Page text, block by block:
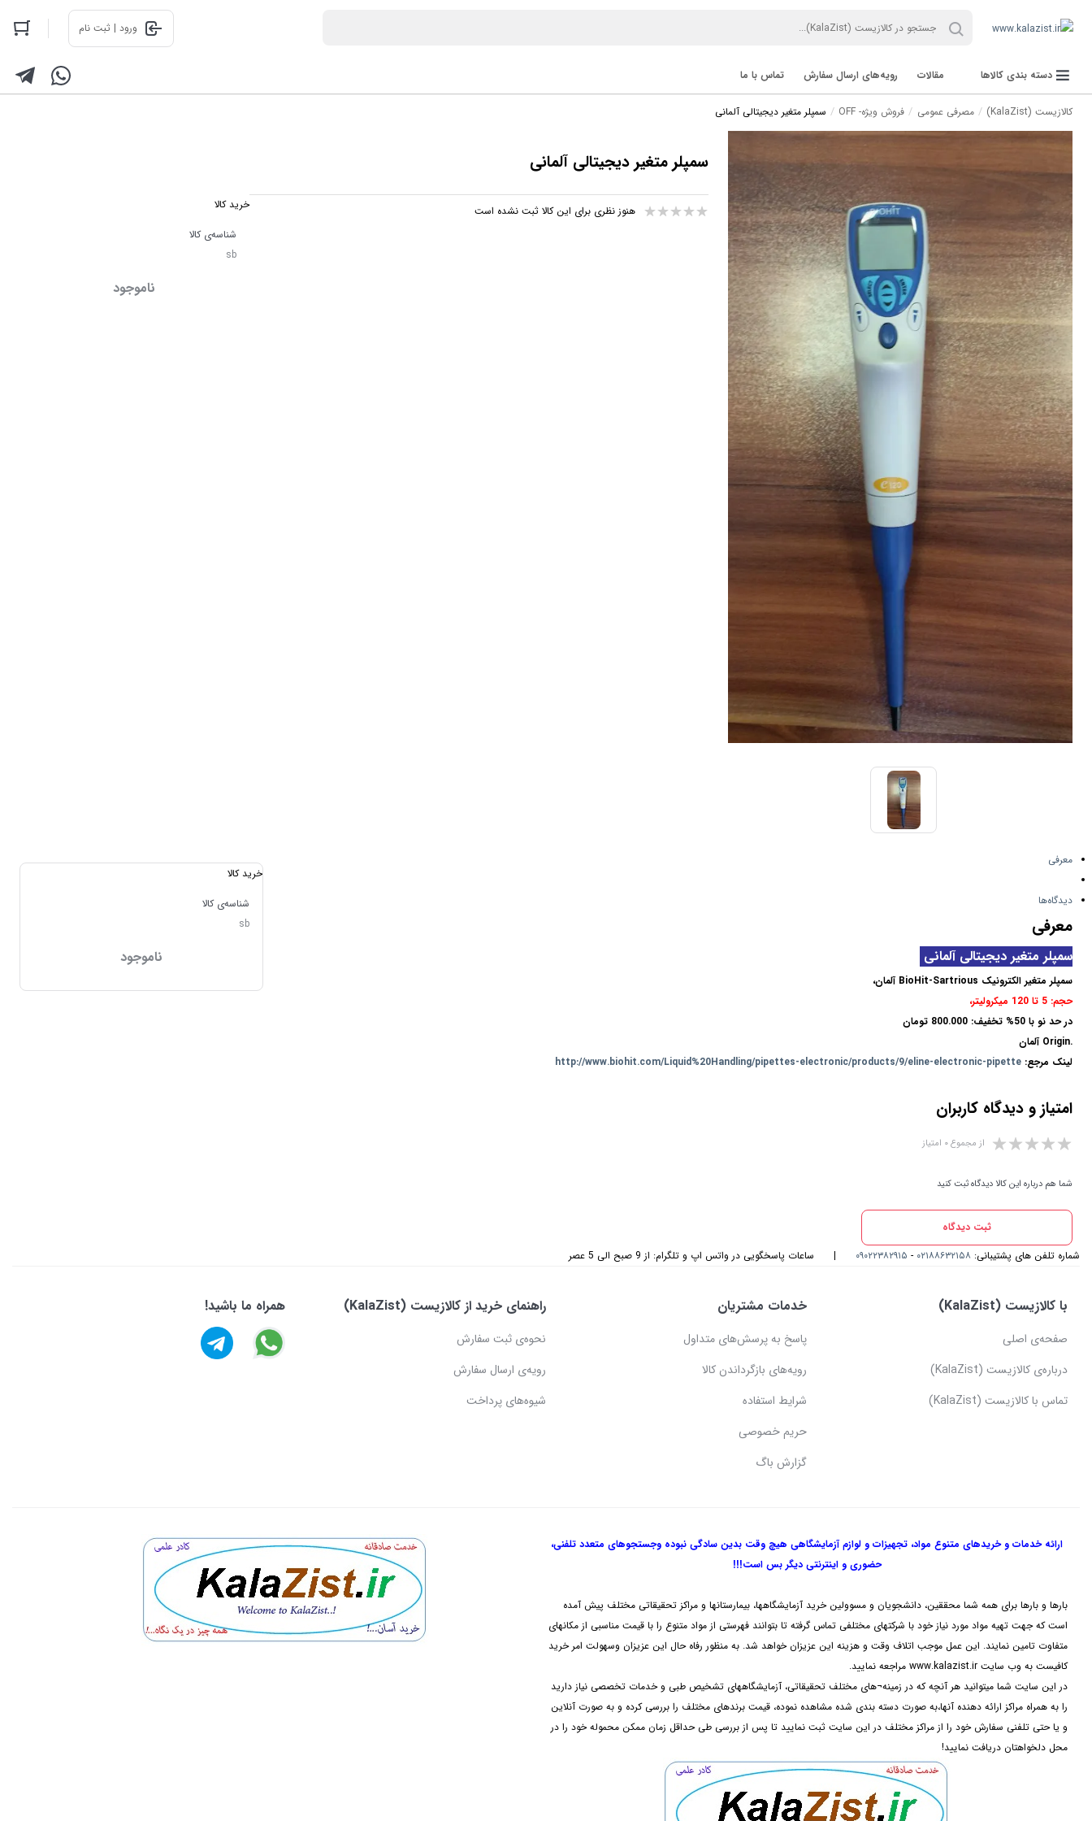
ورود | ثبت نام
دسته بندی کالاها مقالات رویه‌های ارسال سفارش تماس با ما
کالازیست (KalaZist) مصرفی عمومی فروش ویژه- OFF سمپلر متغیر دیجیتالی آلمانی
سمپلر متغیر دیجیتالی آلمانی
هنوز نظری برای این کالا ثبت نشده است
خرید کالا
شناسه‌ی کالا
sb
ناموجود
معرفی
دیدگاه‌ها
معرفی
سمپلر متغیر دیجیتالی آلمانی
سمپلر متغیر الکترونیک BioHit-Sartrious آلمان،
حجم: 5 تا 120 میکرولیتر،
در حد نو با 50% تخفیف: 800.000 تومان
.Origin آلمان
لینک مرجع: http://www.biohit.com/Liquid%20Handling/pipettes-electronic/products/9/eline-electronic-pipette
امتیاز و دیدگاه کاربران
از مجموع ۰ امتیاز
شما هم درباره این کالا دیدگاه ثبت کنید
ثبت دیدگاه
خرید کالا
شناسه‌ی کالا
sb
ناموجود
شماره تلفن های پشتیبانی: ۰۲۱۸۸۶۳۲۱۵۸ - ۰۹۰۲۲۳۸۲۹۱۵ | ساعات پاسخگویی در واتس اپ و تلگرام: از 9 صبح الی 5 عصر
با کالازیست (KalaZist)
صفحه‌ی اصلی
درباره‌ی کالازیست (KalaZist)
تماس با کالازیست (KalaZist)
خدمات مشتریان
پاسخ به پرسش‌های متداول
رویه‌های بازگرداندن کالا
شرایط استفاده
حریم خصوصی
گزارش باگ
راهنمای خرید از کالازیست (KalaZist)
نحوه‌ی ثبت سفارش
رویه‌ی ارسال سفارش
شیوه‌های پرداخت
همراه ما باشید!
ارائه خدمات و خریدهای متنوع مواد، تجهیزات و لوازم آزمایشگاهی هیچ وقت بدین سادگی نبوده وجستجوهای متعدد تلفنی،
حضوری و اینترنتی دیگر بس است!!!
بارها و بارها برای همه شما محققین، دانشجویان و مسوولین خرید آزمایشگاهها، بیمارستانها و مراکز تحقیقاتی مختلف پیش آمده
است که جهت تهیه مواد مورد نیاز خود با شرکتهای مختلفی تماس گرفته تا بتوانند فهرستی از مواد متنوع را با قیمت مناسبی از مکانهای
متفاوت تامین نمایند. این عمل موجب اتلاف وقت و هزینه این عزیزان خواهد شد. به منظور رفاه حال این عزیزان وسهولت امر خرید
کافیست به وب سایت www.kalazist.ir مراجعه نمایید.
در این سایت شما میتوانید هر آنچه که در زمینه¬های مختلف تحقیقاتی، آزمایشگاههای تشخیص طبی و خدمات تخصصی نیاز دارید
را به همراه مراکز ارائه دهنده آنها،به صورت دسته بندی شده مشاهده نموده، قیمت برندهای مختلف را بررسی کرده و به صورت آنلاین
و یا حتی تلفنی سفارش خود را از مراکز مختلف در این سایت ثبت نمایید تا پس از بررسی طی حداقل زمان ممکن محموله خود را در
محل دلخواهتان دریافت نمایید!